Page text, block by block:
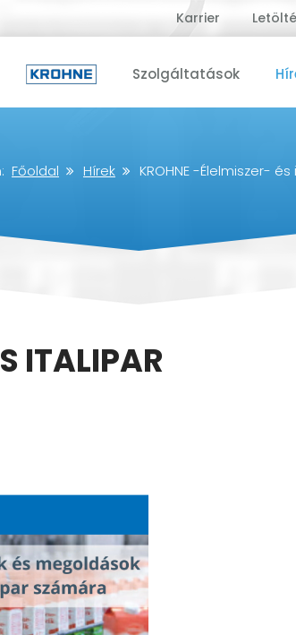
Karrier
Szolgáltatások
Főoldal Hírek KROHNE -Élelmiszer-
ITALIPAR